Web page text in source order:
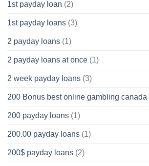
1st payday loan (2)
1st payday loans (3)
2 payday loans (1)
2 payday loans at once (1)
2 week payday loans (3)
200 Bonus best online gambling canada
200 payday loans (1)
200.00 payday loans (1)
200$ payday loans (2)